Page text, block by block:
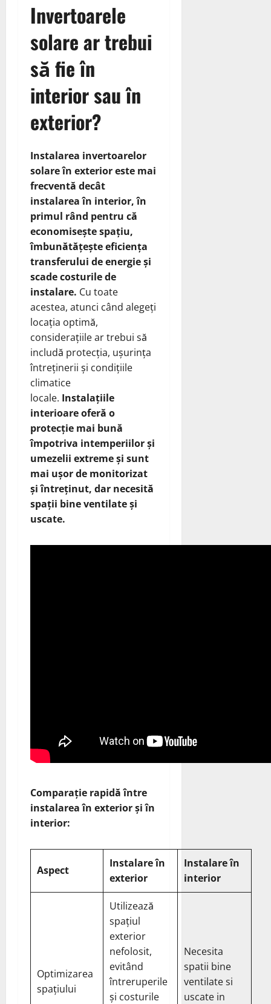
Invertoarele
solare ar trebui
să fie în
interior sau în
exterior?
Instalarea invertoarelor
solareîn exterior este mai
frecventă decât
instalarea în interior, în
primul rând pentru că
economisește spațiu,
îmbunătățește eficiența
transferului de energie și
scade costurile de
instalare. Cu toate
acestea, atunci când alegeți
locația optimă,
considerațiile ar trebui să
includă protecția, ușurința
întreținerii și condițiile
climatice
locale. Instalațiile
interioare oferă o
protecție mai bună
împotriva intemperiilor și
umezelii extreme și sunt
mai ușor de monitorizat
și întreținut, dar necesită
spații bine ventilate și
uscate.
Comparație rapidă între
instalarea în exterior și în
interior:
Aspect
Instalare în
exterior
Instalare în
interior
Optimizarea
spațiului
Utilizează
spațiul
exterior
nefolosit,
evitând
întreruperile
și costurile
Necesita
spatii bine
ventilate si
uscate in